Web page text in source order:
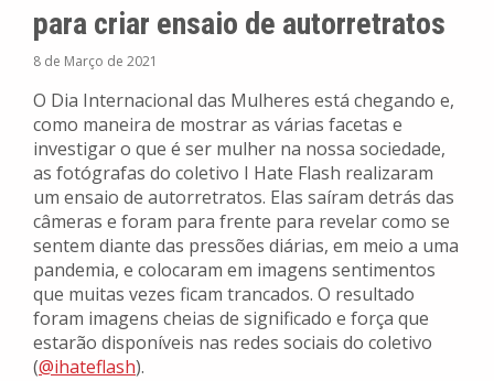
para criar ensaio de autorretratos
8 de Março de 2021
O Dia Internacional das Mulheres está chegando e,
como maneira de mostrar as várias facetas e
investigar o que é ser mulher na nossa sociedade,
as fotógrafas do coletivo I Hate Flash realizaram
um ensaio de autorretratos. Elas saíram detrás das
câmeras e foram para frente para revelar como se
sentem diante das pressões diárias, em meio a uma
pandemia, e colocaram em imagens sentimentos
que muitas vezes ficam trancados. O resultado
foram imagens cheias de significado e força que
estarão disponíveis nas redes sociais do coletivo
(@ihateflash).